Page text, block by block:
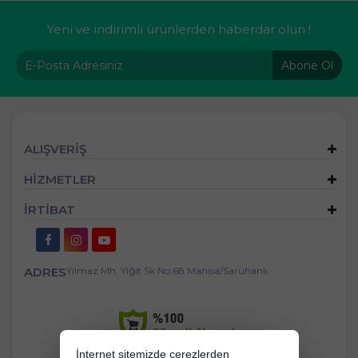
Yeni ve indirimli ürünlerden haberdar olun !
Abone Ol
ALIŞVERİŞ
HİZMETLER
İRTİBAT
ADRESYılmaz Mh. Yiğit Sk No:68 Manisa/Saruhanlı
İnternet sitemizde çerezlerden